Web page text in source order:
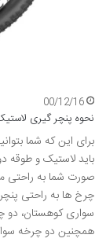
00/12/16
نحوه پنچر گیری
برای این که شما
باید لاستیک و طوقه
صورت شما به راحتی
چرخ ها به راحتی
سواری کوهستان، دو
همچنین دو چرخه